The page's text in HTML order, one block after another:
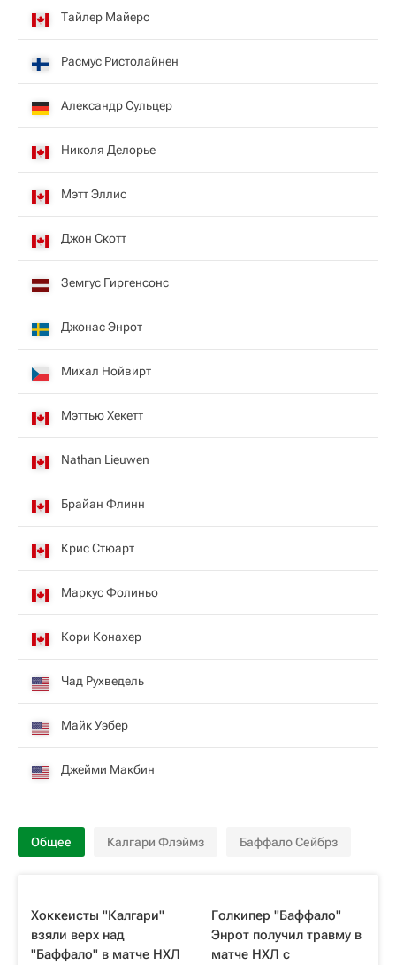
Тайлер Майерс
Расмус Ристолайнен
Александр Сульцер
Николя Делорье
Мэтт Эллис
Джон Скотт
Земгус Гиргенсонс
Джонас Энрот
Михал Нойвирт
Мэттью Хекетт
Nathan Lieuwen
Брайан Флинн
Крис Стюарт
Маркус Фолиньо
Кори Конахер
Чад Рухведель
Майк Уэбер
Джейми Макбин
Общее Калгари Флэймз Баффало Сейбрз
Хоккеисты "Калгари"
взяли верх над
"Баффало" в матче НХЛ
Голкипер "Баффало"
Энрот получил травму в
матче НХЛ с